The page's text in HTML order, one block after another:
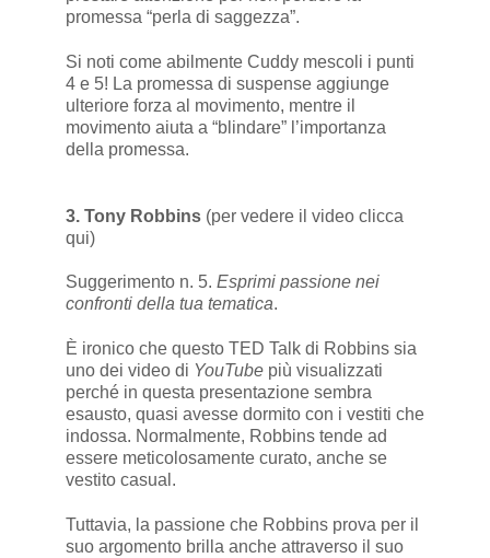
promessa “perla di saggezza”.
Si noti come abilmente Cuddy mescoli i punti
4 e 5! La promessa di suspense aggiunge
ulteriore forza al movimento, mentre il
movimento aiuta a “blindare” l’importanza
della promessa.
3. Tony Robbins(per vedere il video clicca
qui)
Suggerimento n. 5. Esprimi passione nei
confronti della tua tematica.
È ironico che questo TED Talk di Robbins sia
uno dei video di YouTubepiù visualizzati
perché in questa presentazione sembra
esausto, quasi avesse dormito con i vestiti che
indossa. Normalmente, Robbins tende ad
essere meticolosamente curato, anche se
vestito casual.
Tuttavia, la passione che Robbins prova per il
suo argomento brilla anche attraverso il suo